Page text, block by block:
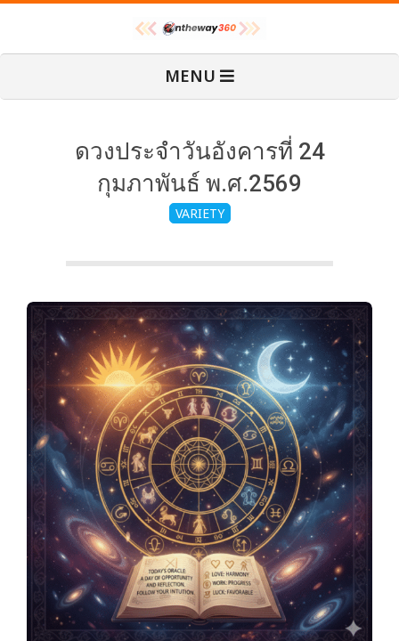
content
O
n
e
W
a
y
3
6
0
MENU
ดวงประจำวันอังคารที่ 24
กุมภาพันธ์ พ.ศ.2569
VARIETY